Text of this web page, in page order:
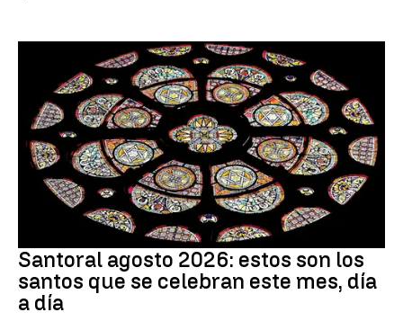
Santoral agosto 2026: estos son los
santos que se celebran este mes, día
a día